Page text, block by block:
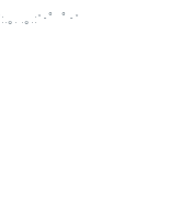
｡. .｡.:*･゜ﾟ･*